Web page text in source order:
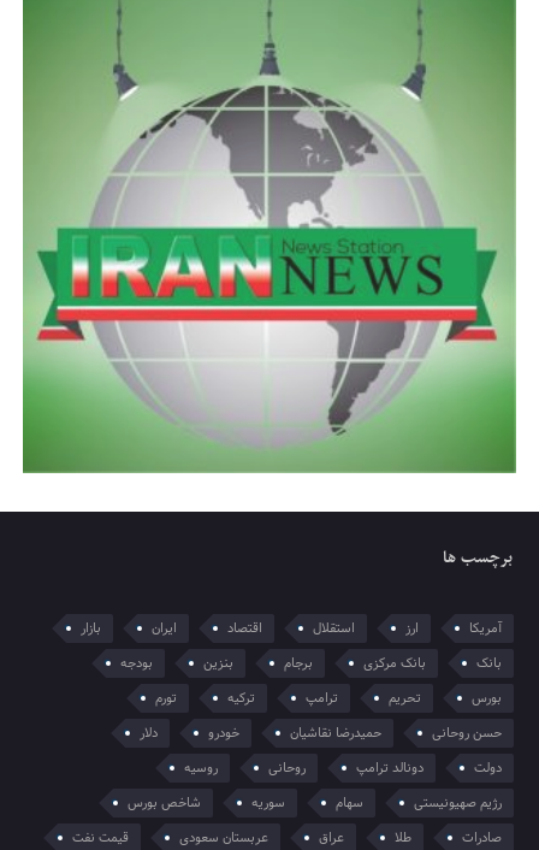
برچسب ها
آمریکا ارز استقلال اقتصاد ایران
بازار
بانک
بانک مرکزی برجام بنزین
بودجه
بورس
تحریم ترامپ ترکیه
تورم
حسن روحانی
حمیدرضا نقاشیان خودرو
دلار
دولت
دونالد ترامپ روحانی
روسیه
رژیم صهیونیستی
سهام سوریه
شاخص بورس
صادرات
طلا عراق عربستان سعودی قیمت نفت